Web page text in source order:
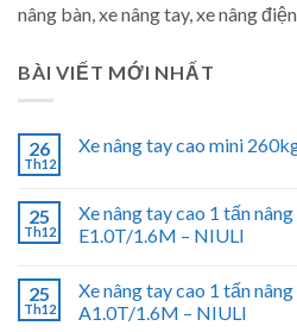
nâng bàn, xe nâng tay, xe nâng
BÀI VIẾT MỚI NHẤT
26
Th12
Xe nâng tay cao mini
25
Th12
Xe nâng tay cao 1 tấn
E1.0T/1.6M – NIULI
25
Th12
Xe nâng tay cao 1 tấn
A1.0T/1.6M – NIULI